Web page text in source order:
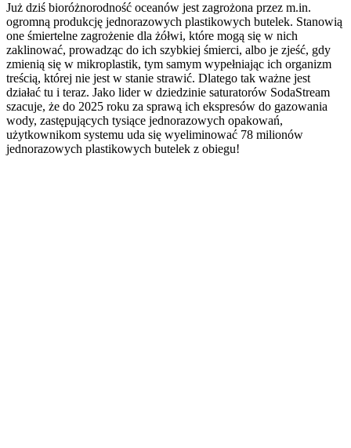
Już dziś bioróżnorodność oceanów jest zagrożona przez m.in.
ogromną produkcję jednorazowych plastikowych butelek. Stanowią
one śmiertelne zagrożenie dla żółwi, które mogą się w nich
zaklinować, prowadząc do ich szybkiej śmierci, albo je zjeść, gdy
zmienią się w mikroplastik, tym samym wypełniając ich organizm
treścią, której nie jest w stanie strawić. Dlatego tak ważne jest
działać tu i teraz. Jako lider w dziedzinie saturatorów SodaStream
szacuje, że do 2025 roku za sprawą ich ekspresów do gazowania
wody, zastępujących tysiące jednorazowych opakowań,
użytkownikom systemu uda się wyeliminować 78 milionów
jednorazowych plastikowych butelek z obiegu!